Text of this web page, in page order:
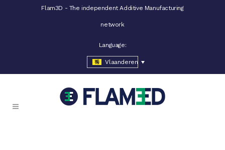
Flam3D - The independent Additive Manufacturing
network
Language:
Vlaanderen